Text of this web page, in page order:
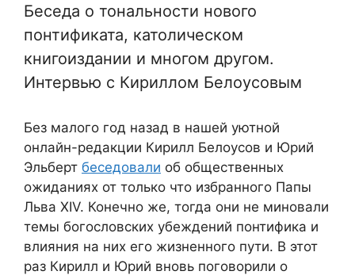
Беседа о тональности нового
понтификата, католическом
книгоиздании и многом другом.
Интервью с Кириллом Белоусовым
Без малого год назад в нашей уютной
онлайн-редакции Кирилл Белоусов и Юрий
Эльберт беседовали об общественных
ожиданиях от только что избранного Папы
Льва XIV. Конечно же, тогда они не миновали
темы богословских убеждений понтифика и
влияния на них его жизненного пути. В этот
раз Кирилл и Юрий вновь поговорили о